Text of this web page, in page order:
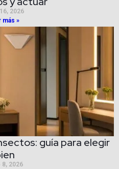
2026
más »
guía para elegir
8, 2026